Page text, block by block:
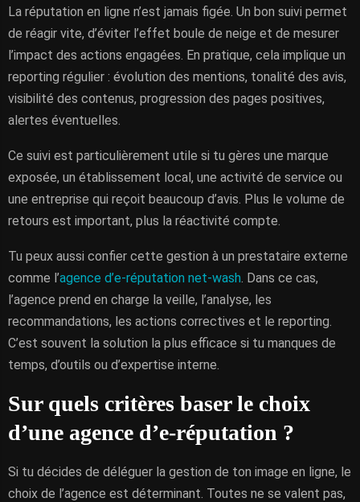
La réputation en ligne n’est jamais figée. Un bon suivi permet
de réagir vite, d’éviter l’effet boule de neige et de mesurer
l’impact des actions engagées. En pratique, cela implique un
reporting régulier : évolution des mentions, tonalité des avis,
visibilité des contenus, progression des pages positives,
alertes éventuelles.
Ce suivi est particulièrement utile si tu gères une marque
exposée, un établissement local, une activité de service ou
une entreprise qui reçoit beaucoup d’avis. Plus le volume de
retours est important, plus la réactivité compte.
Tu peux aussi confier cette gestion à un prestataire externe
comme l’agence d’e-réputation net-wash. Dans ce cas,
l’agence prend en charge la veille, l’analyse, les
recommandations, les actions correctives et le reporting.
C’est souvent la solution la plus efficace si tu manques de
temps, d’outils ou d’expertise interne.
Sur quels critères baser le choix
d’une agence d’e-réputation ?
Si tu décides de déléguer la gestion de ton image en ligne, le
choix de l’agence est déterminant. Toutes ne se valent pas,